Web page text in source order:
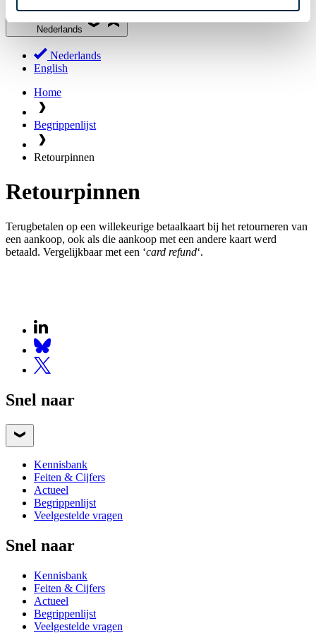
Nederlands
Nederlands
English
Home
Begrippenlijst
Retourpinnen
Retourpinnen
Terugbetalen op een willekeurige betaalkaart bij het retourneren van
een aankoop, ook als die aankoop met een andere kaart werd
betaald. Vergelijkbaar met een ‘card refund‘.
Snel naar
Kennisbank
Feiten & Cijfers
Actueel
Begrippenlijst
Veelgestelde vragen
Snel naar
Kennisbank
Feiten & Cijfers
Actueel
Begrippenlijst
Veelgestelde vragen